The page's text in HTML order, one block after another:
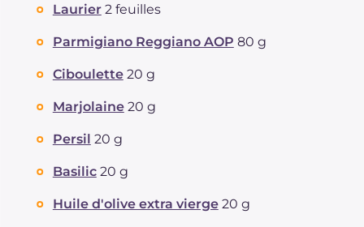
Laurier 2 feuilles
Parmigiano Reggiano AOP 80 g
Ciboulette 20 g
Marjolaine 20 g
Persil 20 g
Basilic 20 g
Huile d'olive extra vierge 20 g